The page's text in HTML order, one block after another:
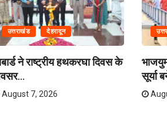
उत्तराखंड देहरादून
ने राष्ट्रीय हथकरघा दिवस के
August 7, 2026
सूर्या